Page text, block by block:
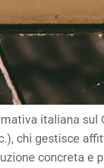
italiana
chi gestisce
concreta e